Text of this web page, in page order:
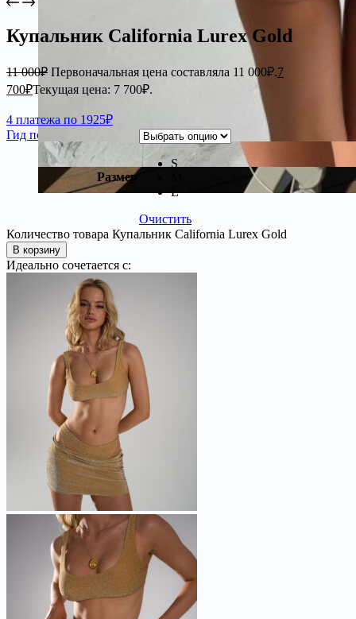
Купальник California Lurex Gold
11 000₽ Первоначальная цена составляла 11 000₽.7
700₽Текущая цена: 7 700₽.
4 платежа по 1925₽
Гид по размерам
Размер
S
L
Очистить
Количество товара Купальник California Lurex Gold
В корзину
Идеально сочетается с: